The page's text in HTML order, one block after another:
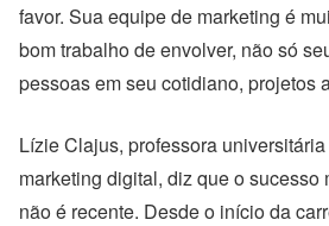
favor. Sua equipe de marketing é
bom trabalho de envolver, não só
pessoas em seu cotidiano, projetos
Lízie Clajus, professora
marketing digital, diz que o sucesso
não é recente. Desde o início da